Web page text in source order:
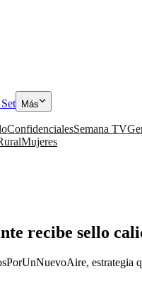
Más
ConfidencialesSemana TV
Mujeres
recibe sello
estrategia